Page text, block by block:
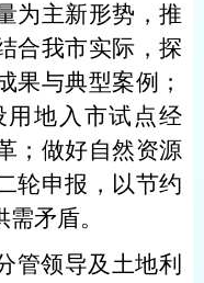
为主新形势，推
合我市实际，探
果与典型案例；
地入市试点经
；做好自然资源
轮申报，以节约
矛盾。
管领导及土地利